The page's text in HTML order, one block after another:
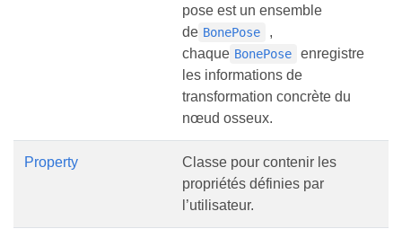
pose est un ensemble
de BonePose
,
chaque BonePose
enregistre
les informations de
transformation concrète du
nœud osseux.
Property
Classe pour contenir les
propriétés définies par
l’utilisateur.